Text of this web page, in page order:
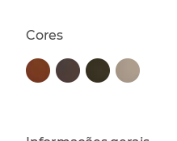
Cores